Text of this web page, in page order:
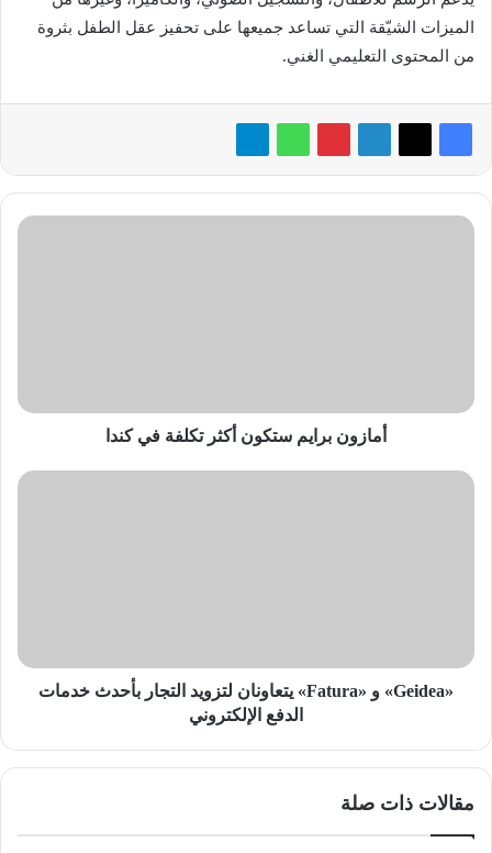
الميزات الشيّقة التي تساعد جميعها على تحفيز عقل الطفل بثروة
من المحتوى التعليمي الغني.
أمازون
أمازون برايم ستكون أكثر تكلفة في كندا
الدفع
الإلكتروني
«Geidea» و «Fatura» يتعاونان لتزويد التجار بأحدث خدمات
الدفع الإلكتروني
مقالات ذات صلة